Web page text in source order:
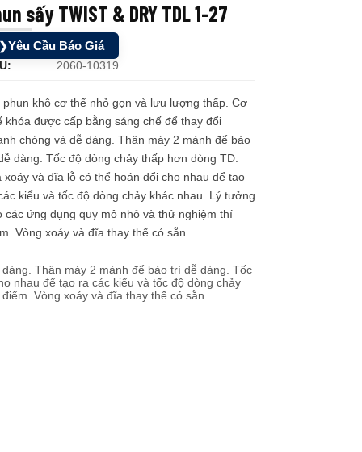
sấy TWIST & DRY TDL 1-27
Yêu Cầu Báo Giá
2060-10319
phun khô cơ thể nhỏ gọn và lưu lượng thấp. Cơ
khóa được cấp bằng sáng chế để thay đổi
chóng và dễ dàng. Thân máy 2 mảnh để bảo
dàng. Tốc độ dòng chảy thấp hơn dòng TD.
xoáy và đĩa lỗ có thể hoán đổi cho nhau để tạo
kiểu và tốc độ dòng chảy khác nhau. Lý tưởng
các ứng dụng quy mô nhỏ và thử nghiệm thí
Vòng xoáy và đĩa thay thế có sẵn
Thân máy 2 mảnh để bảo trì dễ dàng. Tốc
nhau để tạo ra các kiểu và tốc độ dòng chảy
Vòng xoáy và đĩa thay thế có sẵn